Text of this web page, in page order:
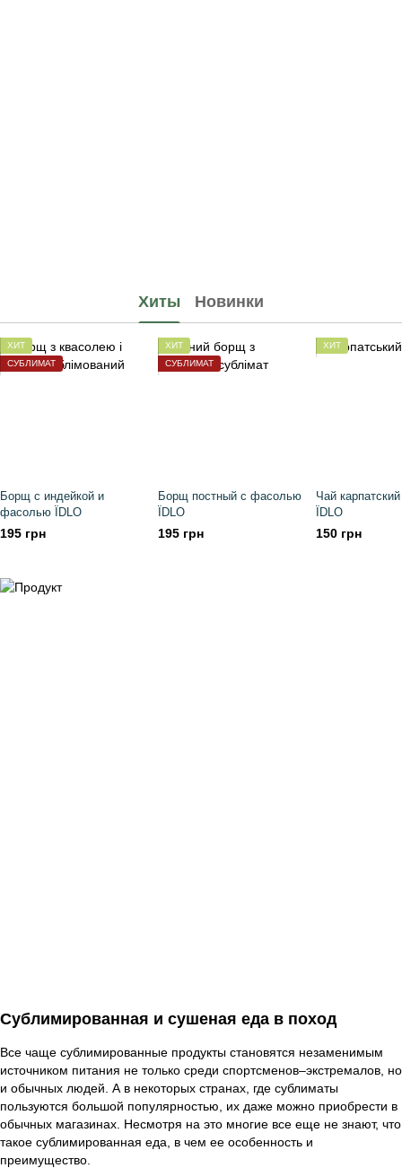
Хиты Новинки
ХИТ
СУБЛИМАТ
Борщ с индейкой и
фасолью ЇDLO
195 грн
ХИТ
СУБЛИМАТ
Борщ постный с фасолью
ЇDLO
195 грн
ХИТ
Чай
ЇDLO
150 грн
Сублимированная и сушеная еда в поход
Все чаще сублимированные продукты становятся незаменимым
источником питания не только среди спортсменов–экстремалов, но
и обычных людей. А в некоторых странах, где сублиматы
пользуются большой популярностью, их даже можно приобрести в
обычных магазинах. Несмотря на это многие все еще не знают, что
такое сублимированная еда, в чем ее особенность и
преимущество.